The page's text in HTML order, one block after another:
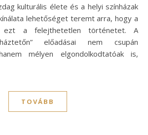
kulturális élete és a helyi színházak
lehetőséget teremt arra, hogy a
ezt a felejthetetlen történetet. A
előadásai nem csupán
mélyen elgondolkodtatóak is,
TOVÁBB